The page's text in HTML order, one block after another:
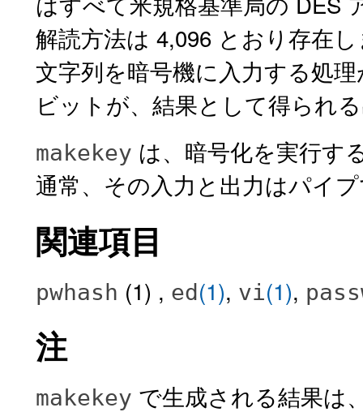
解読方法は 4,096 とおり存在
文字列を暗号機に入力する処
ビットが、結果として得られ
makekey は、暗号化を実行す
通常、その入力と出力はパイ
関連項目
pwhash (1) , ed(1), vi(1),
注
makekey で生成される結果は